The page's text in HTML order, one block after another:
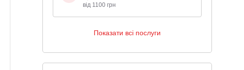
від 1100 грн
Показати всі послуги